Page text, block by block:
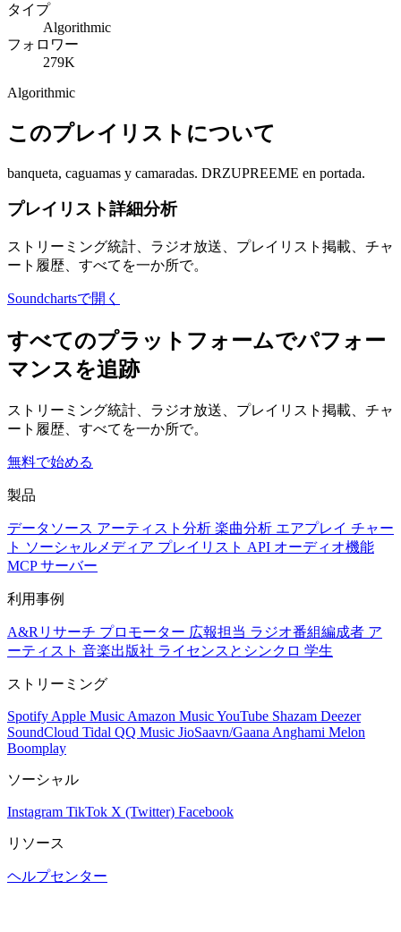
タイプ
Algorithmic
フォロワー
279K
Algorithmic
このプレイリストについて
banqueta, caguamas y camaradas. DRZUPREEME en portada.
プレイリスト詳細分析
ストリーミング統計、ラジオ放送、プレイリスト掲載、チャ
ート履歴、すべてを一か所で。
Soundchartsで開く
すべてのプラットフォームでパフォー
マンスを追跡
ストリーミング統計、ラジオ放送、プレイリスト掲載、チャ
ート履歴、すべてを一か所で。
無料で始める
製品
データソース アーティスト分析 楽曲分析 エアプレイ チャー
ト ソーシャルメディア プレイリスト API オーディオ機能
MCP サーバー
利用事例
A&Rリサーチ プロモーター 広報担当 ラジオ番組編成者 ア
ーティスト 音楽出版社 ライセンスとシンクロ 学生
ストリーミング
Spotify Apple Music Amazon MusicYouTube Shazam Deezer
SoundCloud Tidal QQ Music JioSaavn/Gaana Anghami Melon
Boomplay
ソーシャル
Instagram TikTok X (Twitter) Facebook
リソース
ヘルプセンター